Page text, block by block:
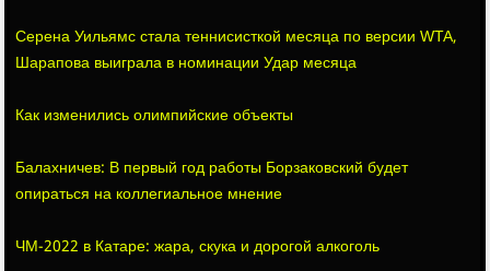
Серена Уильямс стала теннисисткой месяца по версии WTA,
Шарапова выиграла в номинации Удар месяца
Как изменились олимпийские объекты
Балахничев: В первый год работы Борзаковский будет
опираться на коллегиальное мнение
ЧМ-2022 в Катаре: жара, скука и дорогой алкоголь